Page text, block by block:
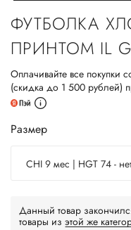
ФУТБОЛКА
ПРИНТОМ IL
Оплачивайте все покупки
(скидка до 1 500 рублей)
Размер
CHI 9 мес | HGT 74 -
Данный товар
товары из этой же